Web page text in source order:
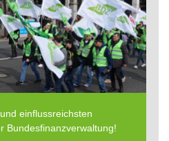
einflussreichsten
Bundesfinanzverwaltung!